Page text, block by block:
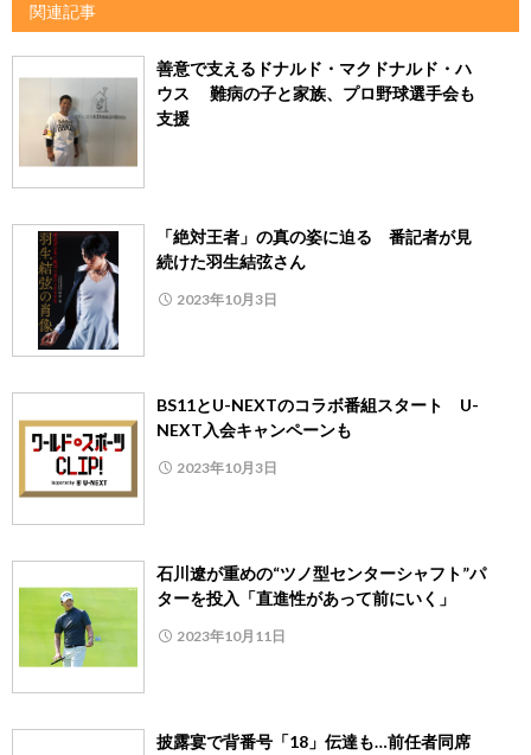
関連記事
善意で支えるドナルド・マクドナルド・ハ
ウス 難病の子と家族、プロ野球選手会も
支援
「絶対王者」の真の姿に迫る 番記者が見
続けた羽生結弦さん
2023年10月3日
BS11とU-NEXTのコラボ番組スタート U-
NEXT入会キャンペーンも
2023年10月3日
石川遼が重めの“ツノ型センターシャフト”パ
ターを投入「直進性があって前にいく」
2023年10月11日
披露宴で背番号「18」伝達も…前任者同席